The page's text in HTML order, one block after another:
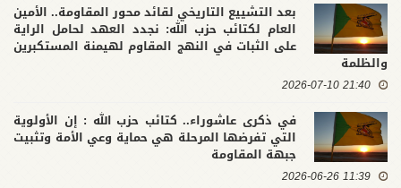
بعد التشييع التاريخي لقائد محور المقاومة.. الأمين
العام لكتائب حزب الله: نجدد العهد لحامل الراية
على الثبات في النهج المقاوم لهيمنة المستكبرين
والظلمة
21:40 2026-07-10
في ذكرى عاشوراء.. كتائب حزب الله : إن الأولوية
التي تفرضها المرحلة هي حماية وعي الأمة وتثبيت
جبهة المقاومة
11:39 2026-06-26